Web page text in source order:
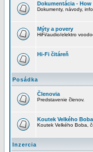
Dokumentácia - How
Dokumenty, návody,
Mýty a povery
HiFi/audio/elektro
Hi-Fi čitáreň
Posádka
Členovia
Predstavenie členov.
Koutek Velkého Boba
Koutek Velkého Boba,
Inzercia